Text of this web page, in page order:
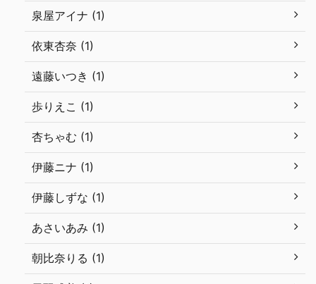
泉屋アイナ (1)
依東杏奈 (1)
遠藤いつき (1)
歩りえこ (1)
杏ちゃむ (1)
伊藤ニナ (1)
伊藤しずな (1)
あさいあみ (1)
朝比奈りる (1)